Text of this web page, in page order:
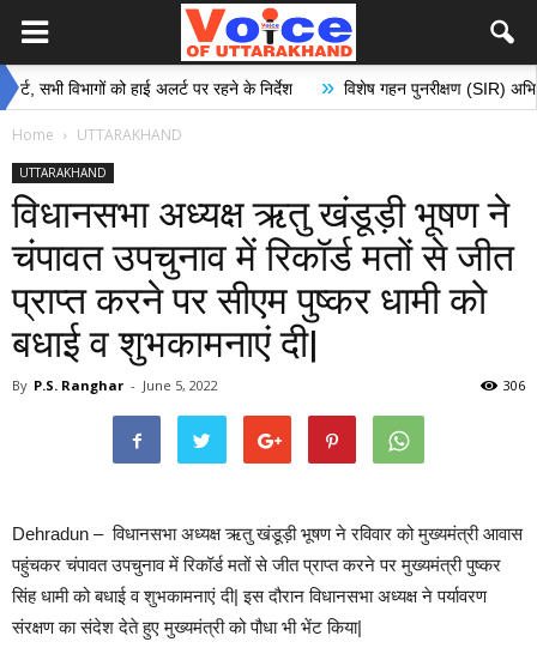
विभागों को हाई अलर्ट पर रहने के निर्देश » विशेष गहन पुनरीक्षण (SIR) अभियान के
Home UTTARAKHAND
UTTARAKHAND
विधानसभा अध्यक्ष ऋतु खंडूड़ी भूषण ने
चंपावत उपचुनाव में रिकॉर्ड मतों से जीत
प्राप्त करने पर सीएम पुष्कर धामी को
बधाई व शुभकामनाएं दी|
By P.S. Ranghar - June 5, 2022 306
Dehradun – विधानसभा अध्यक्ष ऋतु खंडूड़ी भूषण ने रविवार को मुख्यमंत्री आवास
पहुंचकर चंपावत उपचुनाव में रिकॉर्ड मतों से जीत प्राप्त करने पर मुख्यमंत्री पुष्कर
सिंह धामी को बधाई व शुभकामनाएं दी| इस दौरान विधानसभा अध्यक्ष ने पर्यावरण
संरक्षण का संदेश देते हुए मुख्यमंत्री को पौधा भी भेंट किया|